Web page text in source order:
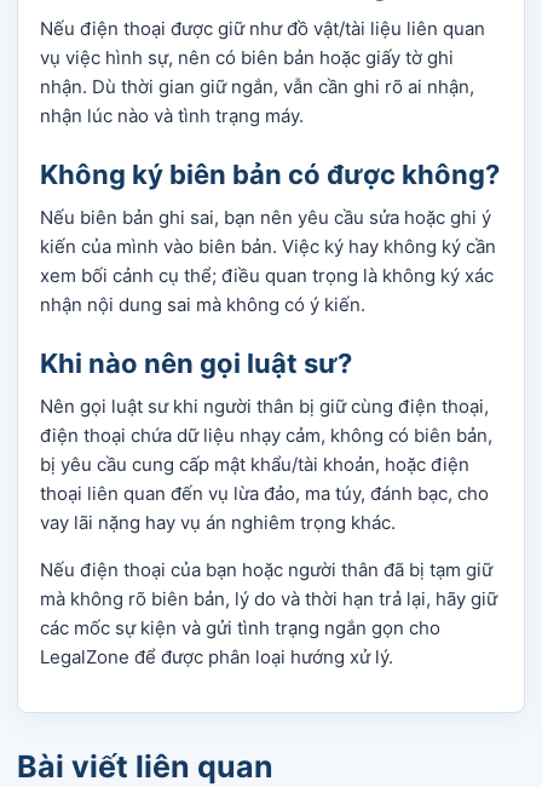
Nếu điện thoại được giữ như đồ vật/tài liệu liên quan
vụ việc hình sự, nên có biên bản hoặc giấy tờ ghi
nhận. Dù thời gian giữ ngắn, vẫn cần ghi rõ ai nhận,
nhận lúc nào và tình trạng máy.
Không ký biên bản có được không?
Nếu biên bản ghi sai, bạn nên yêu cầu sửa hoặc ghi ý
kiến của mình vào biên bản. Việc ký hay không ký cần
xem bối cảnh cụ thể; điều quan trọng là không ký xác
nhận nội dung sai mà không có ý kiến.
Khi nào nên gọi luật sư?
Nên gọi luật sư khi người thân bị giữ cùng điện thoại,
điện thoại chứa dữ liệu nhạy cảm, không có biên bản,
bị yêu cầu cung cấp mật khẩu/tài khoản, hoặc điện
thoại liên quan đến vụ lừa đảo, ma túy, đánh bạc, cho
vay lãi nặng hay vụ án nghiêm trọng khác.
Nếu điện thoại của bạn hoặc người thân đã bị tạm giữ
mà không rõ biên bản, lý do và thời hạn trả lại, hãy giữ
các mốc sự kiện và gửi tình trạng ngắn gọn cho
LegalZone để được phân loại hướng xử lý.
Bài viết liên quan